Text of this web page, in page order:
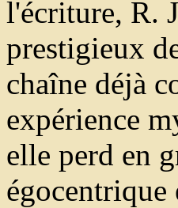
l'écriture, R.
prestigieux
chaîne déjà
expérience
elle perd en
égocentrique